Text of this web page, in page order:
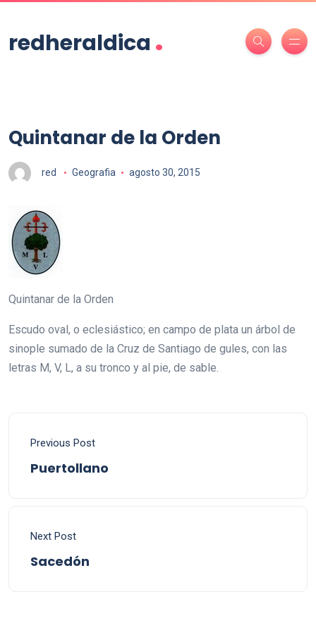
redheraldica .
Quintanar de la Orden
red Geografia agosto 30, 2015
Quintanar de la Orden
Escudo oval, o eclesiástico; en campo de plata un árbol de
sinople sumado de la Cruz de Santiago de gules, con las
letras M, V, L, a su tronco y al pie, de sable.
Previous Post
Puertollano
Next Post
Sacedón